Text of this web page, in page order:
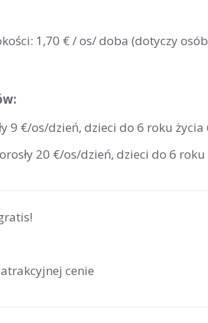
1,70 € / os/ doba (dotyczy
9 €/os/dzień, dzieci do 6 roku
20 €/os/dzień, dzieci do 6
cenie